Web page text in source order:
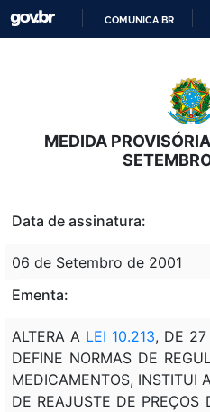
O
COMUNICA BR
MEDIDA
Data de assinatura:
06 de Setembro de 2001
Ementa:
ALTERA A LEI 10.213, DE 27
DEFINE NORMAS DE
MEDICAMENTOS, INSTITUI
DE REAJUSTE DE